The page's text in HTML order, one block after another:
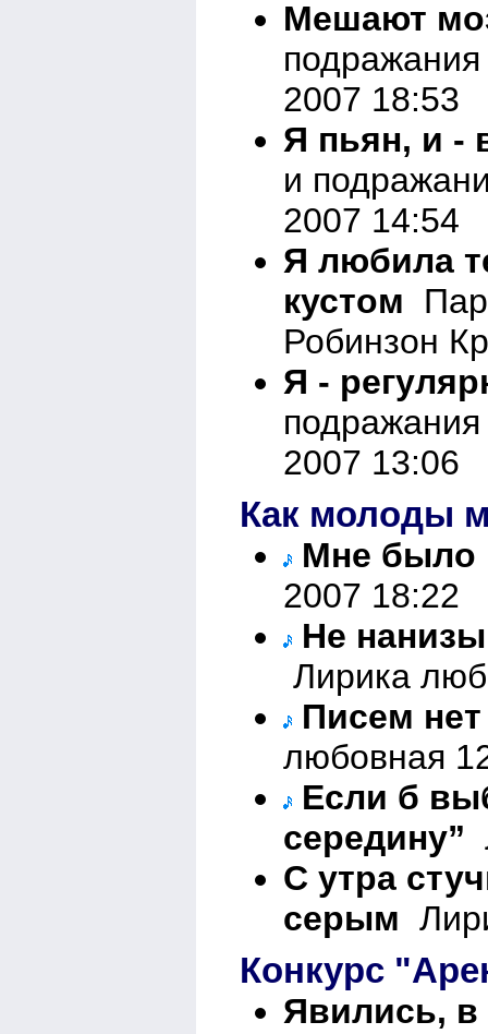
Мешают
2007 18:53
Я пьян, и -
и
2007 14:54
Я любила
кустом
Робинзон
Я -
2007 13:06
Как молоды
Мне было
2007 18:22
Не
Лирика
Писем нет
любовная
Если б
середину”
С утра
серым
Конкурс
Явились,